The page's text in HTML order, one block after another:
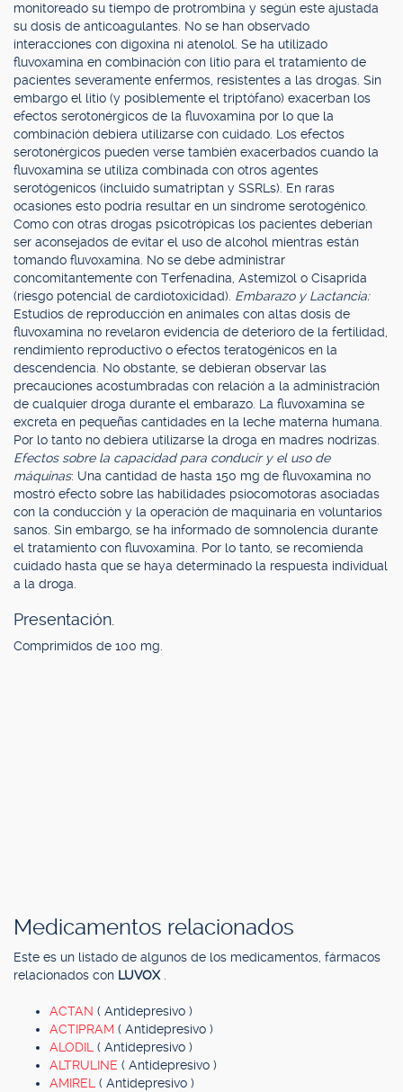
monitoreado su tiempo de protrombina y según este ajustada
su dosis de anticoagulantes. No se han observado
interacciones con digoxina ni atenolol. Se ha utilizado
fluvoxamina en combinación con litio para el tratamiento de
pacientes severamente enfermos, resistentes a las drogas. Sin
embargo el litio (y posiblemente el triptófano) exacerban los
efectos serotonérgicos de la fluvoxamina por lo que la
combinación debiera utilizarse con cuidado. Los efectos
serotonérgicos pueden verse también exacerbados cuando la
fluvoxamina se utiliza combinada con otros agentes
serotógenicos (incluido sumatriptan y SSRLs). En raras
ocasiones esto podría resultar en un síndrome serotogénico.
Como con otras drogas psicotrópicas los pacientes deberían
ser aconsejados de evitar el uso de alcohol mientras están
tomando fluvoxamina. No se debe administrar
concomitantemente con Terfenadina, Astemizol o Cisaprida
(riesgo potencial de cardiotoxicidad). Embarazo y Lactancia:
Estudios de reproducción en animales con altas dosis de
fluvoxamina no revelaron evidencia de deterioro de la fertilidad,
rendimiento reproductivo o efectos teratogénicos en la
descendencia. No obstante, se debieran observar las
precauciones acostumbradas con relación a la administración
de cualquier droga durante el embarazo. La fluvoxamina se
excreta en pequeñas cantidades en la leche materna humana.
Por lo tanto no debiera utilizarse la droga en madres nodrizas.
Efectos sobre la capacidad para conducir y el uso de
máquinas: Una cantidad de hasta 150 mg de fluvoxamina no
mostró efecto sobre las habilidades psiocomotoras asociadas
con la conducción y la operación de maquinaria en voluntarios
sanos. Sin embargo, se ha informado de somnolencia durante
el tratamiento con fluvoxamina. Por lo tanto, se recomienda
cuidado hasta que se haya determinado la respuesta individual
a la droga.
Presentación.
Comprimidos de 100 mg.
Medicamentos relacionados
Este es un listado de algunos de los medicamentos, fármacos
relacionados con LUVOX
ACTAN ( Antidepresivo )
ACTIPRAM ( Antidepresivo )
ALODIL ( Antidepresivo )
ALTRULINE ( Antidepresivo )
AMIREL ( Antidepresivo )